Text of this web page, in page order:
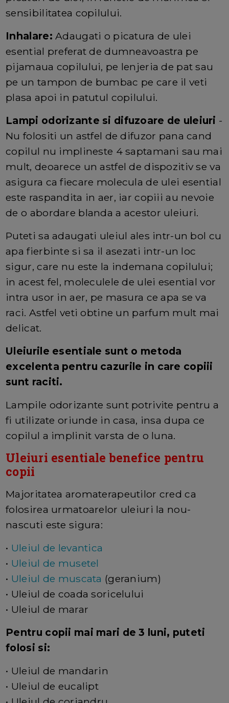
sensibilitatea copilului.
Inhalare: Adaugati o picatura de ulei
esential preferat de dumneavoastra pe
pijamaua copilului, pe lenjeria de pat sau
pe un tampon de bumbac pe care il veti
plasa apoi in patutul copilului.
Lampi odorizante si difuzoare de uleiuri -
Nu folositi un astfel de difuzor pana cand
copilul nu implineste 4 saptamani sau mai
mult, deoarece un astfel de dispozitiv se va
asigura ca fiecare molecula de ulei esential
este raspandita in aer, iar copiii au nevoie
de o abordare blanda a acestor uleiuri.
Puteti sa adaugati uleiul ales intr-un bol cu
apa fierbinte si sa il asezati intr-un loc
sigur, care nu este la indemana copilului;
in acest fel, moleculele de ulei esential vor
intra usor in aer, pe masura ce apa se va
raci. Astfel veti obtine un parfum mult mai
delicat.
Uleiurile esentiale sunt o metoda
excelenta pentru cazurile in care copiii
sunt raciti.
Lampile odorizante sunt potrivite pentru a
fi utilizate oriunde in casa, insa dupa ce
copilul a implinit varsta de o luna.
Uleiuri esentiale benefice pentru
copii
Majoritatea aromaterapeutilor cred ca
folosirea urmatoarelor uleiuri la nou-
nascuti este sigura:
• Uleiul de levantica
• Uleiul de musetel
• Uleiul de muscata (geranium)
• Uleiul de coada soricelului
• Uleiul de marar
Pentru copii mai mari de 3 luni, puteti
folosi si:
• Uleiul de mandarin
• Uleiul de eucalipt